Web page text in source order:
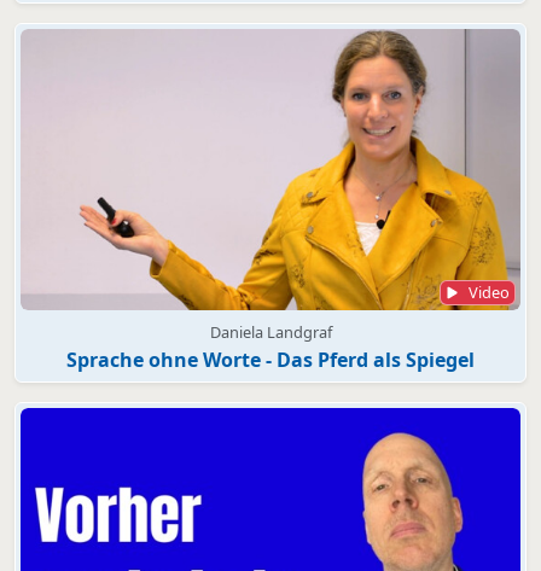
Video
Daniela Landgraf
Sprache ohne Worte - Das Pferd als Spiegel